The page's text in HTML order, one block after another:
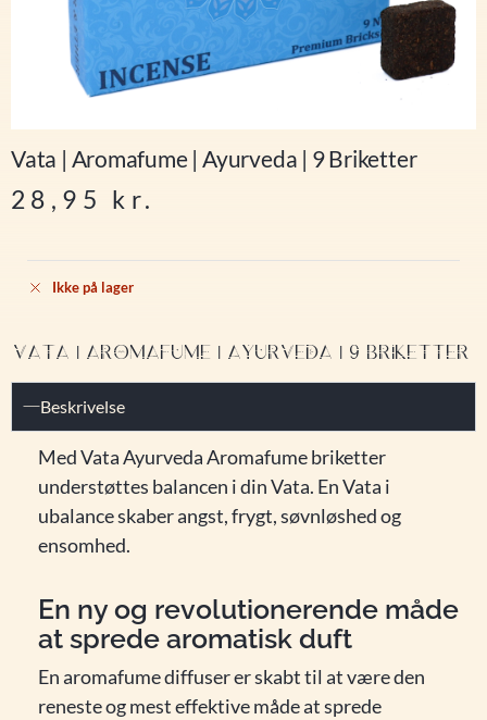
Vata | Aromafume | Ayurveda | 9 Briketter
28,95 kr.
Ikke på lager
VATA | AROMAFUME | AYURVEDA | 9 BRIKETTER
Beskrivelse
Med Vata Ayurveda Aromafume briketter
understøttes balancen i din Vata. En Vata i
ubalance skaber angst, frygt, søvnløshed og
ensomhed.
En ny og revolutionerende måde
at sprede aromatisk duft
En aromafume diffuser er skabt til at være den
reneste og mest effektive måde at sprede